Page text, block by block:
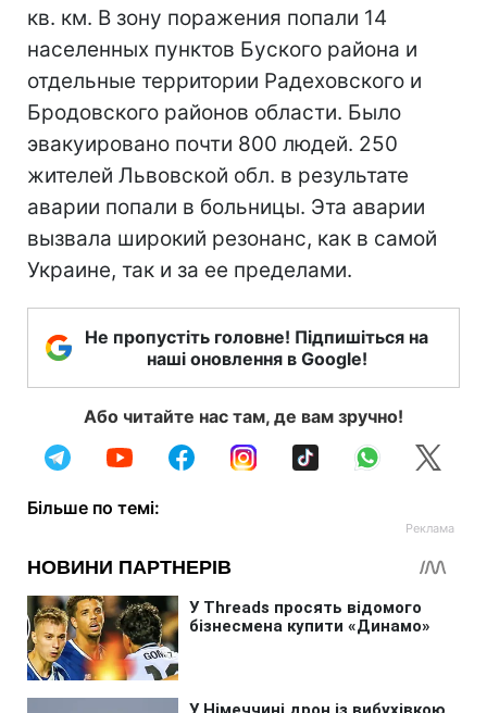
кв. км. В зону поражения попали 14
населенных пунктов Буского района и
отдельные территории Радеховского и
Бродовского районов области. Было
эвакуировано почти 800 людей. 250
жителей Львовской обл. в результате
аварии попали в больницы. Эта аварии
вызвала широкий резонанс, как в самой
Украине, так и за ее пределами.
Не пропустіть головне! Підпишіться на
наші оновлення в Google!
Або читайте нас там, де вам зручно!
Більше по темі: